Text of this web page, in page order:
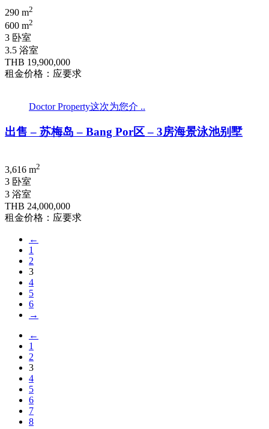
290 m2
600 m2
3 卧室
3.5 浴室
THB 19,900,000
租金价格：应要求
Doctor Property这次为您介 ..
出售 – 苏梅岛 – Bang Por区 – 3房海景泳池别墅
3,616 m2
3 卧室
3 浴室
THB 24,000,000
租金价格：应要求
←
1
2
3
4
5
6
→
←
1
2
3
4
5
6
7
8